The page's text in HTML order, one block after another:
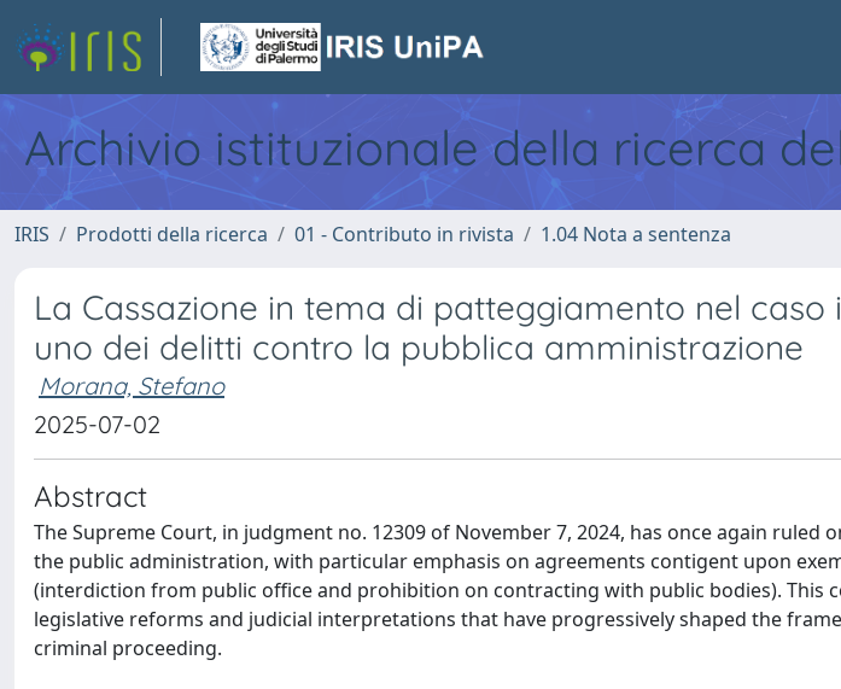
Archivio istituzionale della ricerca
IRIS Prodotti della ricerca 01 - Contributo in rivista 1.04 Nota a sentenza
La Cassazione in tema di patteggiamento nel
uno dei delitti contro la pubblica amministrazione
Morana, Stefano
2025-07-02
Abstract
The Supreme Court, in judgment no. 12309 of November 7, 2024, has once again ruled
the public administration, with particular emphasis on agreements contigent upon
(interdiction from public office and prohibition on contracting with public bodies). This
legislative reforms and judicial interpretations that have progressively shaped the
criminal proceeding.